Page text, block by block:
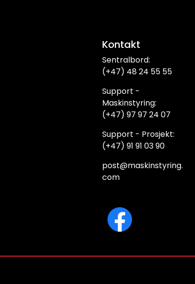
Kontakt
Sentralbord:
(+47) 48 24 55 55
Support -
Maskinstyring:
(+47) 97 97 24 07
Support - Prosjekt:
(+47) 91 91 03 90
post@maskinstyring.
com